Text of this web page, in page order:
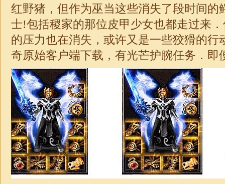
红野猪，但作为巫当这些消失了段时间的
士!包括稷家的那位皮甲少女也都走过来
的压力也在消失，或许又是一些狡猾的行
奇原始客户端下载，有光芒护腕任务．即